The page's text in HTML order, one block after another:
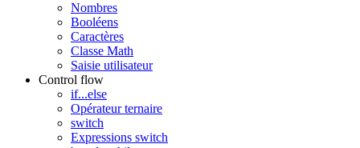
Nombres
Booléens
Caractères
Classe Math
Saisie utilisateur
Control flow
if...else
Opérateur ternaire
switch
Expressions switch